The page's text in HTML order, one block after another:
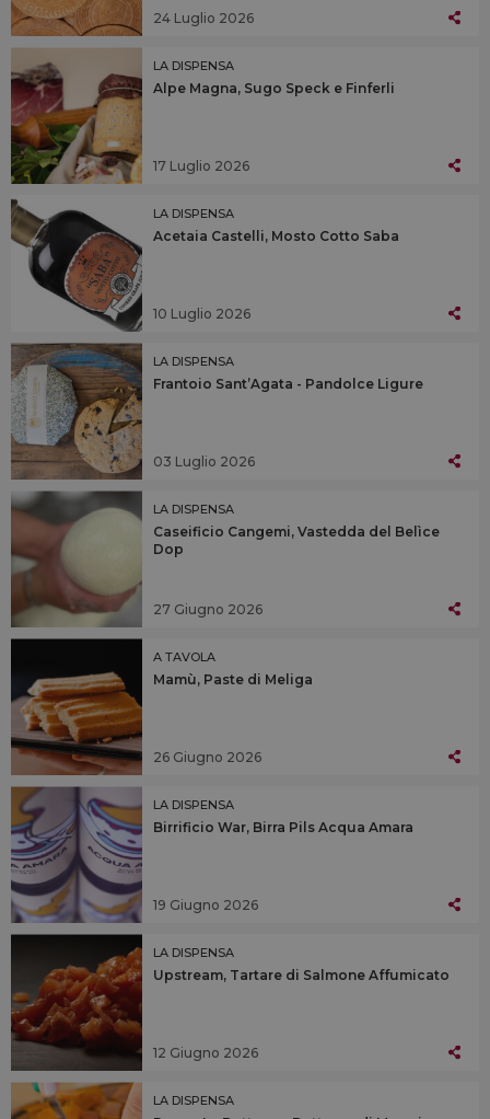
24 Luglio 2026
LA DISPENSA
Alpe Magna, Sugo Speck e Finferli
17 Luglio 2026
LA DISPENSA
Acetaia Castelli, Mosto Cotto Saba
10 Luglio 2026
LA DISPENSA
Frantoio Sant’Agata - Pandolce Ligure
03 Luglio 2026
LA DISPENSA
Caseificio Cangemi, Vastedda del Belìce
Dop
27 Giugno 2026
A TAVOLA
Mamù, Paste di Meliga
26 Giugno 2026
LA DISPENSA
Birrificio War, Birra Pils Acqua Amara
19 Giugno 2026
LA DISPENSA
Upstream, Tartare di Salmone Affumicato
12 Giugno 2026
LA DISPENSA